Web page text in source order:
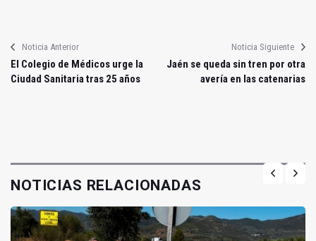
Noticia Anterior
El Colegio de Médicos urge la
Ciudad Sanitaria tras 25 años
Noticia Siguiente
Jaén se queda sin tren por otra
avería en las catenarias
NOTICIAS RELACIONADAS